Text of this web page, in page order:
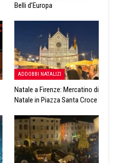
Belli d’Europa
ADDOBBI NATALIZI
Natale a Firenze: Mercatino di
Natale in Piazza Santa Croce